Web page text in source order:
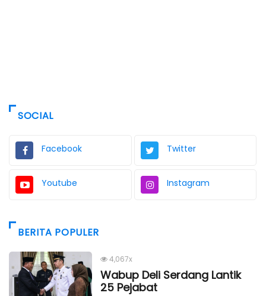
SOCIAL
Facebook Twitter
Youtube Instagram
BERITA POPULER
4,067x
Wabup Deli Serdang Lantik
25 Pejabat